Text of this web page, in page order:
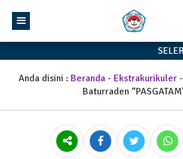
Anda disini : Beranda- Ekstrakurikuler-
Baturraden